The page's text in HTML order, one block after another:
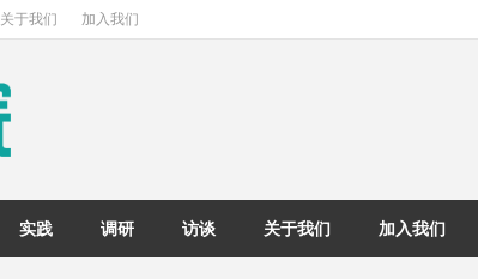
关于我们 加入我们
实践 调研 访谈 关于我们 加入我们